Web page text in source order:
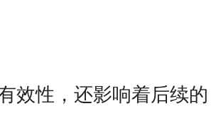
效性，还影响着后续的